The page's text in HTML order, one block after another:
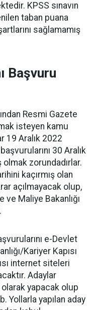
KPSS sınavın
taban puana
sağlamamış
Başvuru
Resmi Gazete
isteyen kamu
19 Aralık 2022
30 Aralık
zorundadırlar.
kaçırmış olan
açılmayacak olup,
ve Maliye Bakanlığı
e-Devlet
Kariyer Kapısı
internet siteleri
Adaylar
yapacak olup
Yollarla yapılan aday